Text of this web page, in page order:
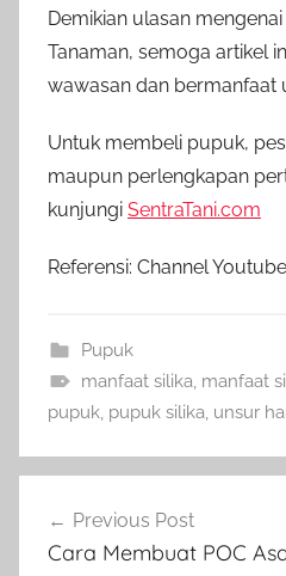
Demikian ulasan
Tanaman, semoga artikel
wawasan dan bermanfaat
Untuk membeli pupuk,
maupun perlengkapan
kunjungi SentraTani.com
Referensi: Channel
Pupuk
manfaat silika, manfaat
pupuk, pupuk silika, unsur
pos
Previous Post
Cara Membuat POC